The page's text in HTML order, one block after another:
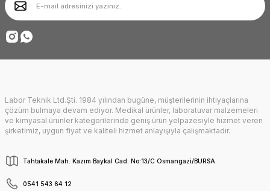
Ürün fiyatı diğer sitelerden daha pahalı.
Bu ürüne benzer farklı alternatifler olmalı.
Gönder
Deneyimini Paylaş
Labor Teknik Ltd.Şti. 1984 yılından bugüne, müşterilerinin ihtiyaçlarına
çözüm bulmaya devam ediyor. Medikal ürünler, laboratuvar malzemeleri
ve kimyasal ürünler kategorilerinde geniş ürün yelpazesiyle hizmet veren
şirketimiz, uygun fiyat ve kaliteli hizmet anlayışıyla çalışmaktadır.
Tahtakale Mah. Kazım Baykal Cad. No:13/C Osmangazi/BURSA
0541 543 64 12